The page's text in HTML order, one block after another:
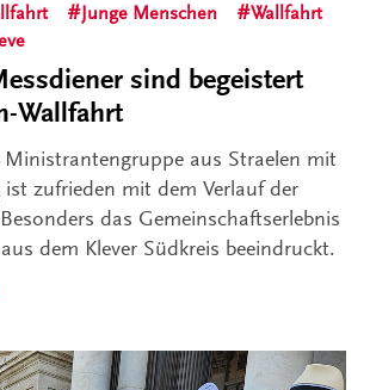
Junge Menschen
Wallfahrt
sind begeistert
Wallfahrt
Ministrantengruppe aus Straelen mit
ist zufrieden mit dem Verlauf der
das Gemeinschaftserlebnis
dem Klever Südkreis beeindruckt.